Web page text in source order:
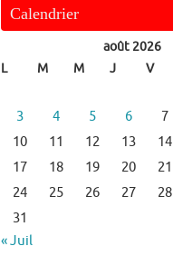
Calendrier
août 2026
L
M M J V
3
4 5 6 7
10
11 12 13 14
17
18 19 20 21
24
25 26 27 28
31
« Juil